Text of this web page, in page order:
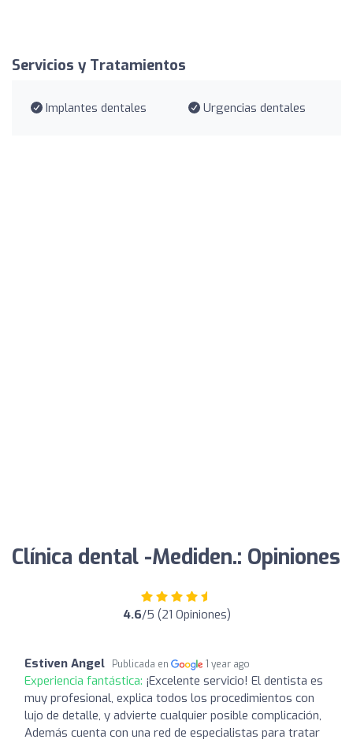
Servicios y Tratamientos
Implantes dentales Urgencias dentales
Clínica dental -Mediden.: Opiniones
4.6/5 (21 Opiniones)
Estiven Angel Publicada en 1 year ago
Experiencia fantástica: ¡Excelente servicio! El dentista es
muy profesional, explica todos los procedimientos con
lujo de detalle, y advierte cualquier posible complicación,
Además cuenta con una red de especialistas para tratar